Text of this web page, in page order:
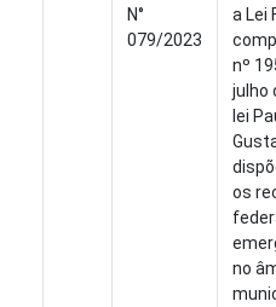
N°
079/2023
a Lei
nº
julho
lei
os
no